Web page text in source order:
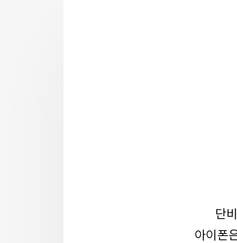
단
아이폰